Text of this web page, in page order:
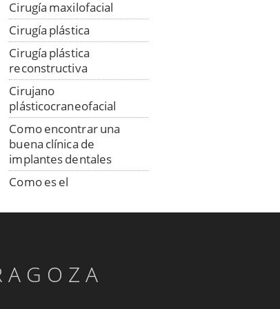
Cirugía maxilofacial
Cirugía plástica
Cirugía plástica
reconstructiva
Cirujano
plásticocraneofacial
Como encontrar una
buena clínica de
implantes dentales
Como es el
colocación de los
especialista en implantes
Confección digital